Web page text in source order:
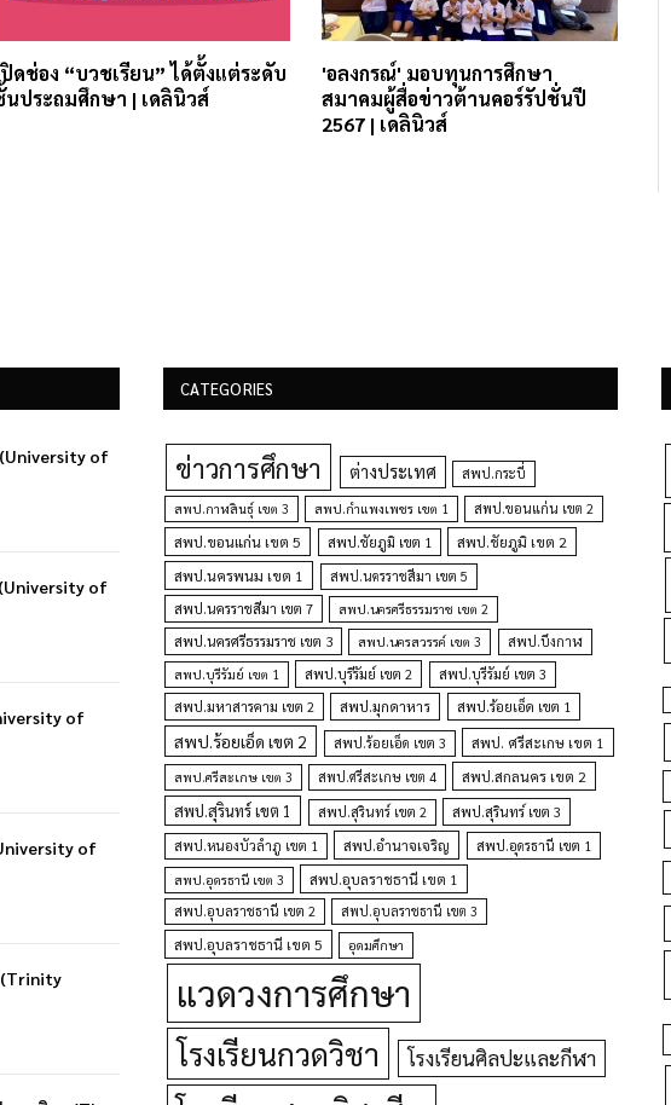
ปิดช่อง “บวชเรียน” ได้ตั้งแต่ระดับ
นประถมศึกษา | เดลินิวส์
'อลงกรณ์' มอบทุนการศึกษา
สมาคมผู้สื่อข่าวต้านคอร์รัปชั่นปี
2567 | เดลินิวส์
of
of
of
of
CATEGORIES
ข่าวการศึกษา ต่างประเทศ สพป.กระบี่
สพป.กาฬสินธุ์ เขต 3 สพป.กำแพงเพชร เขต 1 สพป.ขอนแก่น เขต 2
สพป.ขอนแก่น เขต 5 สพป.ชัยภูมิ เขต 1
สพป.ชัยภูมิ เขต 2
สพป.นครพนม เขต 1
สพป.นครราชสีมา เขต 5
สพป.นครราชสีมา เขต 7
สพป.นครศรีธรรมราช เขต 2
สพป.นครศรีธรรมราช เขต 3 สพป.นครสวรรค์ เขต 3
สพป.บึงกาฬ
สพป.บุรีรัมย์ เขต 1
สพป.บุรีรัมย์ เขต 2
สพป.บุรีรัมย์ เขต 3
สพป.มหาสารคาม เขต 2
สพป.มุกดาหาร สพป.ร้อยเอ็ด เขต 1
สพป.ร้อยเอ็ด เขต 2 สพป.ร้อยเอ็ด เขต 3 สพป. ศรีสะเกษ เขต 1
สพป.ศรีสะเกษ เขต 3 สพป.ศรีสะเกษ เขต 4 สพป.สกลนคร เขต 2
สพป.สุรินทร์ เขต 1 สพป.สุรินทร์ เขต 2
สพป.สุรินทร์ เขต 3
สพป.หนองบัวลำภู เขต 1
สพป.อำนาจเจริญ
สพป.อุดรธานี เขต 1
สพป.อุดรธานี เขต 3
สพป.อุบลราชธานี เขต 1
สพป.อุบลราชธานี เขต 2 สพป.อุบลราชธานี เขต 3
สพป.อุบลราชธานี เขต 5 อุดมศึกษา
แวดวงการศึกษา
โรงเรียนกวดวิชา โรงเรียนศิลปะและกีฬา